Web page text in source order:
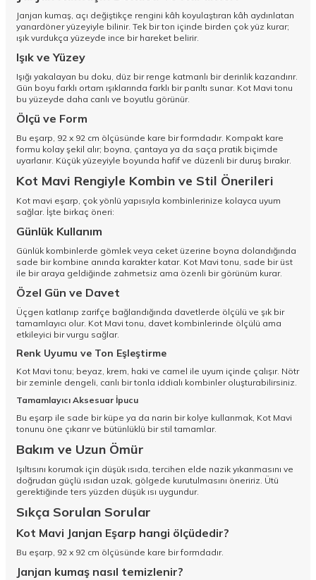
Janjan kumaş, açı değiştikçe rengini kâh koyulaştıran kâh aydınlatan
yanardöner yüzeyiyle bilinir. Tek bir ton içinde birden çok yüz kurar;
ışık vurdukça yüzeyde ince bir hareket belirir.
Işık ve Yüzey
Işığı yakalayan bu doku, düz bir renge katmanlı bir derinlik kazandırır.
Gün boyu farklı ortam ışıklarında farklı bir parıltı sunar. Kot Mavi tonu
bu yüzeyde daha canlı ve boyutlu görünür.
Ölçü ve Form
Bu eşarp, 92 x 92 cm ölçüsünde kare bir formdadır. Kompakt kare
formu kolay şekil alır; boyna, çantaya ya da saça pratik biçimde
uyarlanır. Küçük yüzeyiyle boyunda hafif ve düzenli bir duruş bırakır.
Kot Mavi Rengiyle Kombin ve Stil Önerileri
Kot mavi eşarp, çok yönlü yapısıyla kombinlerinize kolayca uyum
sağlar. İşte birkaç öneri:
Günlük Kullanım
Günlük kombinlerde gömlek veya ceket üzerine boyna dolandığında
sade bir kombine anında karakter katar. Kot Mavi tonu, sade bir üst
ile bir araya geldiğinde zahmetsiz ama özenli bir görünüm kurar.
Özel Gün ve Davet
Üçgen katlanıp zarifçe bağlandığında davetlerde ölçülü ve şık bir
tamamlayıcı olur. Kot Mavi tonu, davet kombinlerinde ölçülü ama
etkileyici bir vurgu sağlar.
Renk Uyumu ve Ton Eşleştirme
Kot Mavi tonu; beyaz, krem, haki ve camel ile uyum içinde çalışır. Nötr
bir zeminle dengeli, canlı bir tonla iddialı kombinler oluşturabilirsiniz.
Tamamlayıcı Aksesuar İpucu
Bu eşarp ile sade bir küpe ya da narin bir kolye kullanmak, Kot Mavi
tonunu öne çıkarır ve bütünlüklü bir stil tamamlar.
Bakım ve Uzun Ömür
Işıltısını korumak için düşük ısıda, tercihen elde nazik yıkanmasını ve
doğrudan güçlü ısıdan uzak, gölgede kurutulmasını öneririz. Ütü
gerektiğinde ters yüzden düşük ısı uygundur.
Sıkça Sorulan Sorular
Kot Mavi Janjan Eşarp hangi ölçüdedir?
Bu eşarp, 92 x 92 cm ölçüsünde kare bir formdadır.
Janjan kumaş nasıl temizlenir?